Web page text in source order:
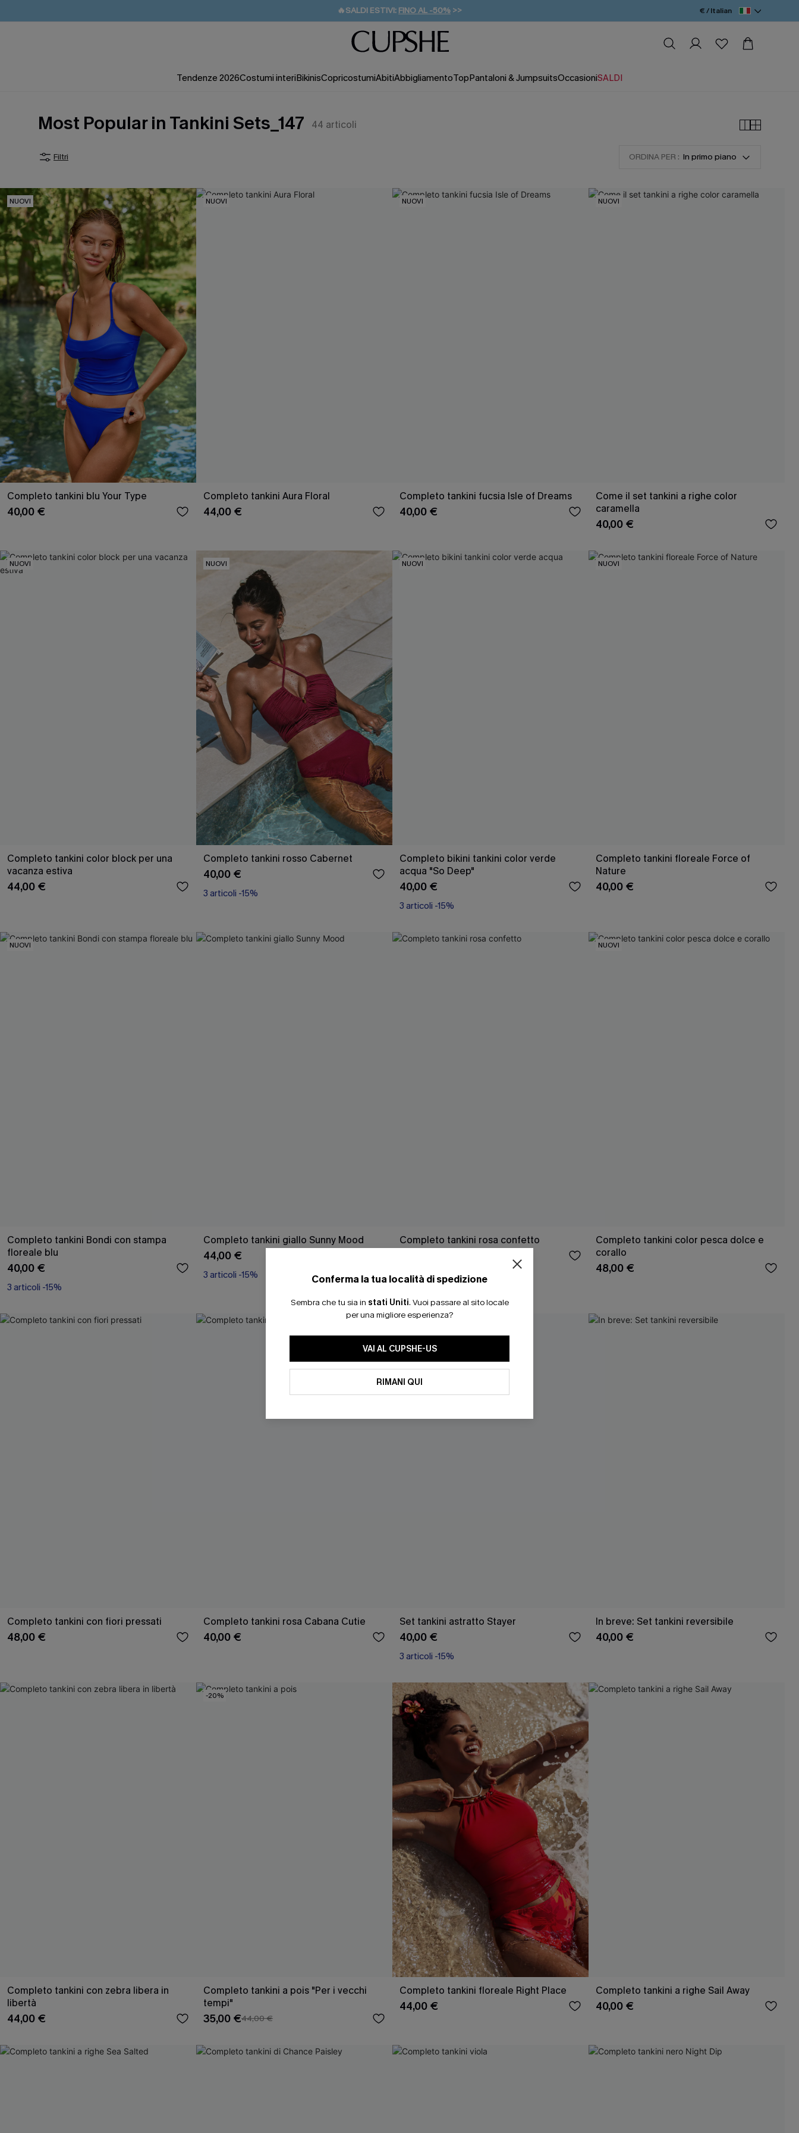
🔥SALDI ESTIVI: FINO AL -50% >>
🚚SPEDIZIONE GRATUITA DA 49€
💌REGALO PER I NUOVI: 20% DI SCONTO*
€ / Italian
Tendenze 2026Costumi interiBikinisCopricostumiAbitiAbbigliamentoTopPantaloni & JumpsuitsOccasioniSALDI
Most Popular in Tankini Sets_147 44 articoli
Filtri ORDINA PER : In primo piano
NUOVI
Completo tankini blu Your Type
40,00 €
NUOVI
Completo tankini Aura Floral
44,00 €
NUOVI
Completo tankini fucsia Isle of Dreams
40,00 €
NUOVI
Come il set tankini a righe color
caramella
40,00 €
NUOVI
Completo tankini color block per una
vacanza estiva
44,00 €
NUOVI
Completo tankini rosso Cabernet
40,00 €
3 articoli -15%
NUOVI
Completo bikini tankini color verde
acqua "So Deep"
40,00 €
3 articoli -15%
NUOVI
Completo tankini floreale Force of
Nature
40,00 €
NUOVI
Completo tankini Bondi con stampa
floreale blu
40,00 €
3 articoli -15%
Completo tankini giallo Sunny Mood
44,00 €
3 articoli -15%
Completo tankini rosa confetto
3 articoli -15%
NUOVI
Completo tankini color pesca dolce e
corallo
48,00 €
Completo tankini con fiori pressati
48,00 €
Completo tankini rosa Cabana Cutie
40,00 €
Set tankini astratto Stayer
40,00 €
3 articoli -15%
In breve: Set tankini reversibile
40,00 €
Completo tankini con zebra libera in
libertà
44,00 €
-20%
Completo tankini a pois "Per i vecchi
tempi"
35,00 €44,00 €
Completo tankini floreale Right Place
44,00 €
Completo tankini a righe Sail Away
40,00 €
Conferma la tua località di spedizione
Sembra che tu sia in stati Uniti. Vuoi passare al sito locale
per una migliore esperienza?
VAI AL CUPSHE-US
RIMANI QUI